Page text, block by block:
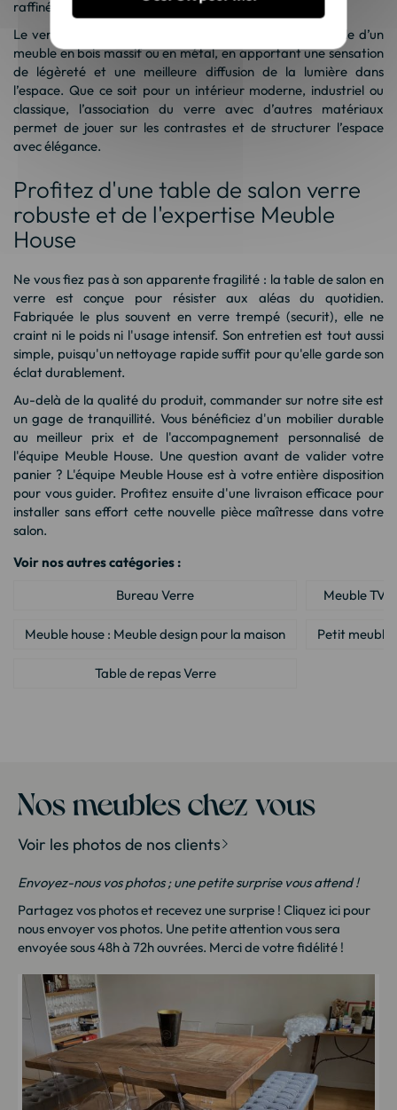
raffinée et accueillante.
Le verre permet également d’atténuer la densité visuelle d’un
meuble en bois massif ou en métal, en apportant une sensation
de légèreté et une meilleure diffusion de la lumière dans
l’espace. Que ce soit pour un intérieur moderne, industriel ou
classique, l’association du verre avec d’autres matériaux
permet de jouer sur les contrastes et de structurer l’espace
avec élégance.
Profitez d'une table de salon verre
robuste et de l'expertise Meuble
House
Ne vous fiez pas à son apparente fragilité : la table de salon en
verre est conçue pour résister aux aléas du quotidien.
Fabriquée le plus souvent en verre trempé (securit), elle ne
craint ni le poids ni l'usage intensif. Son entretien est tout aussi
simple, puisqu'un nettoyage rapide suffit pour qu'elle garde son
éclat durablement.
Au-delà de la qualité du produit, commander sur notre site est
un gage de tranquillité. Vous bénéficiez d'un mobilier durable
au meilleur prix et de l'accompagnement personnalisé de
l'équipe Meuble House. Une question avant de valider votre
panier ? L'équipe Meuble House est à votre entière disposition
pour vous guider. Profitez ensuite d'une livraison efficace pour
installer sans effort cette nouvelle pièce maîtresse dans votre
salon.
Voir nos autres catégories :
Bureau Verre
Meuble TV
Meuble house : Meuble design pour la maison Petit meuble
Table de repas Verre
Nos meubles chez vous
Voir les photos de nos clients
Envoyez-nous vos photos ; une petite surprise vous attend !
Partagez vos photos et recevez une surprise ! Cliquez ici pour
nous envoyer vos photos. Une petite attention vous sera
envoyée sous 48h à 72h ouvrées. Merci de votre fidélité !